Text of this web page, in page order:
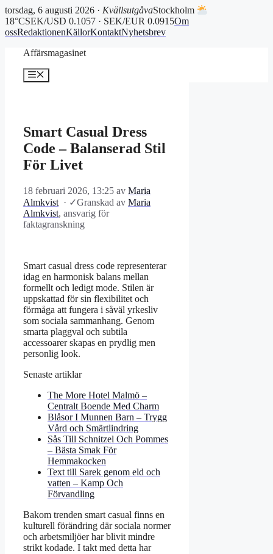
torsdag, 6 augusti 2026 · KvällsutgåvaStockholm
18°CSEK/USD 0.1057 · SEK/EUR 0.0915Om
ossRedaktionenKällorKontaktNyhetsbrev
Affärsmagasinet
Meny
Smart Casual Dress
Code – Balanserad Stil
För Livet
18 februari 2026, 13:25 av Maria
Almkvist · ✓Granskad av Maria
Almkvist, ansvarig för
faktagranskning
Smart casual dress code representerar
idag en harmonisk balans mellan
formellt och ledigt mode. Stilen är
uppskattad för sin flexibilitet och
förmåga att fungera i såväl yrkesliv
som sociala sammanhang. Genom
smarta plaggval och subtila
accessoarer skapas en prydlig men
personlig look.
Senaste artiklar
The More Hotel Malmö –
Centralt Boende Med Charm
Blåsor I Munnen Barn – Trygg
Vård och Smärtlindring
Sås Till Schnitzel Och Pommes
– Bästa Smak För
Hemmakocken
Text till Sarek genom eld och
vatten – Kamp Och
Förvandling
Bakom trenden smart casual finns en
kulturell förändring där sociala normer
och arbetsmiljöer har blivit mindre
strikt kodade. I takt med detta har